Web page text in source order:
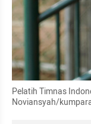
Pelatih Timnas
Noviansyah/